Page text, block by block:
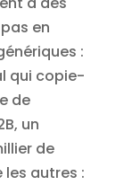
en
:
qui copie-
de
un
de
autres :